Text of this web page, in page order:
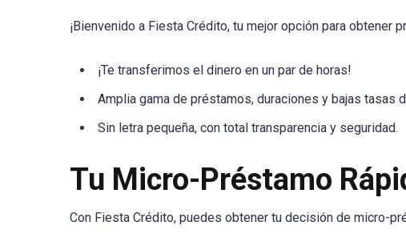
¡Bienvenido a Fiesta Crédito, tu mejor opción para obtener
¡Te transferimos el dinero en un par de horas!
Amplia gama de préstamos, duraciones y bajas tasas
Sin letra pequeña, con total transparencia y seguridad.
Tu Micro-Préstamo
Con Fiesta Crédito, puedes obtener tu decisión de micro-